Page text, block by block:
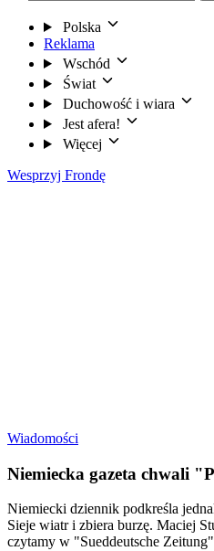
Polska
Reklama
Wschód
Świat
Duchowość i wiara
Jest afera!
Więcej
Wesprzyj Frondę
Wiadomości
Niemiecka gazeta chwali
Niemiecki dziennik podkreśla
Sieje wiatr i zbiera burzę. Maciej
czytamy w "Sueddeutsche